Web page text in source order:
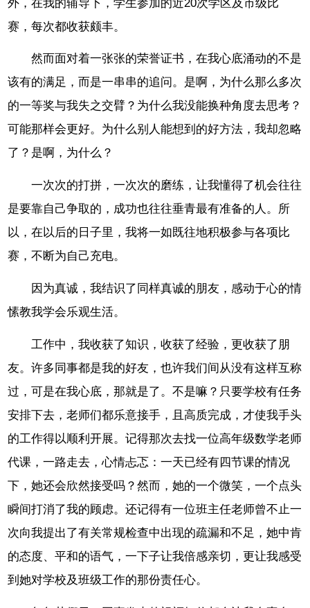
外，在我的辅导下，学生参加的近20次学区及市级比
赛，每次都收获颇丰。
然而面对着一张张的荣誉证书，在我心底涌动的不是
该有的满足，而是一串串的追问。是啊，为什么那么多次
的一等奖与我失之交臂？为什么我没能换种角度去思考？
可能那样会更好。为什么别人能想到的好方法，我却忽略
了？是啊，为什么？
一次次的打拼，一次次的磨练，让我懂得了机会往往
是要靠自己争取的，成功也往往垂青最有准备的人。所
以，在以后的日子里，我将一如既往地积极参与各项比
赛，不断为自己充电。
因为真诚，我结识了同样真诚的朋友，感动于心的情
愫教我学会乐观生活。
工作中，我收获了知识，收获了经验，更收获了朋
友。许多同事都是我的好友，也许我们间从没有这样互称
过，可是在我心底，那就是了。不是嘛？只要学校有任务
安排下去，老师们都乐意接手，且高质完成，才使我手头
的工作得以顺利开展。记得那次去找一位高年级数学老师
代课，一路走去，心情忐忑：一天已经有四节课的情况
下，她还会欣然接受吗？然而，她的一个微笑，一个点头
瞬间打消了我的顾虑。还记得有一位班主任老师曾不止一
次向我提出了有关常规检查中出现的疏漏和不足，她中肯
的态度、平和的语气，一下子让我倍感亲切，更让我感受
到她对学校及班级工作的那份责任心。